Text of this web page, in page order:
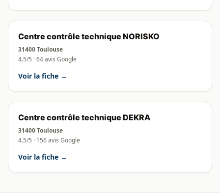
Centre contrôle technique NORISKO
31400 Toulouse
4.5/5 · 64 avis Google
Voir la fiche →
Centre contrôle technique DEKRA
31400 Toulouse
4.5/5 · 156 avis Google
Voir la fiche →